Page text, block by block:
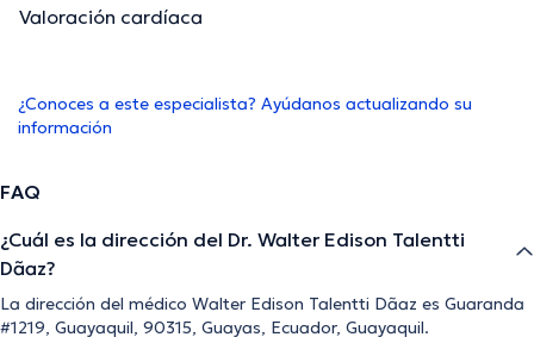
Valoración cardíaca
¿Conoces a este especialista? Ayúdanos actualizando su
información
FAQ
¿Cuál es la dirección del Dr. Walter Edison Talentti
Dã­az?
La dirección del médico Walter Edison Talentti Dã­az es Guaranda
#1219, Guayaquil, 90315, Guayas, Ecuador, Guayaquil.